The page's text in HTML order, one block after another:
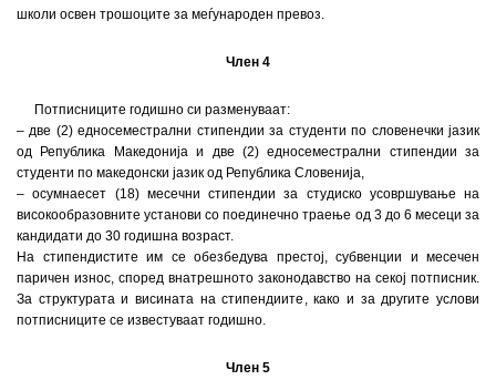
школи освен трошоците за меѓународен превоз.
Член 4
Потписниците годишно си разменуваат:
– две (2) едносеместрални стипендии за студенти по словенечки јазик
од Република Македонија и две (2) едносеместрални стипендии за
студенти по македонски јазик од Република Словенија,
– осумнаесет (18) месечни стипендии за студиско усовршување на
високообразовните установи со поединечно траење од 3 до 6 месеци за
кандидати до 30 годишна возраст.
На стипендистите им се обезбедува престој, субвенции и месечен
паричен износ, според внатрешното законодавство на секој потписник.
За структурата и висината на стипендиите, како и за другите услови
потписниците се известуваат годишно.
Член 5